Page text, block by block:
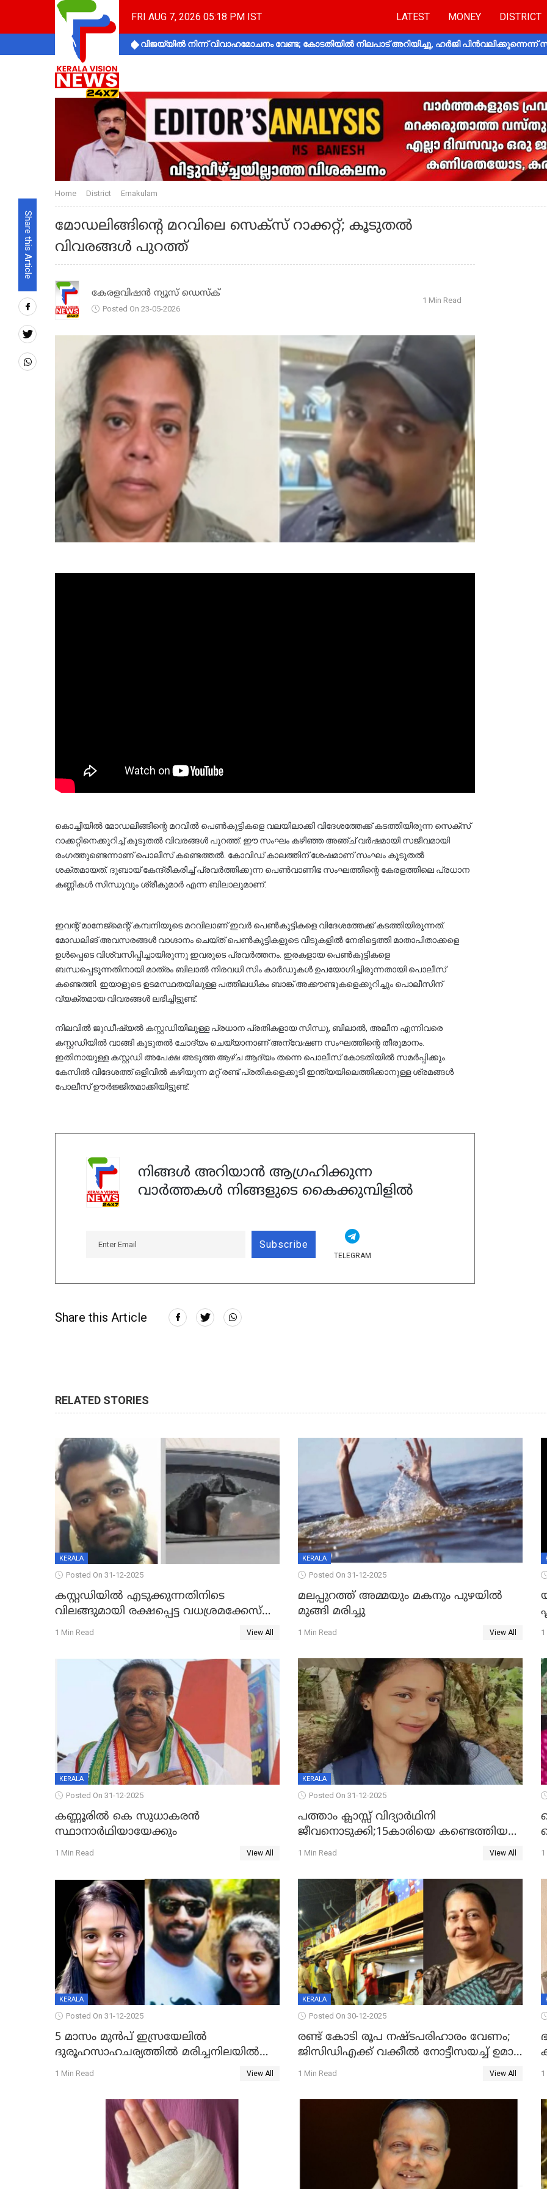
FRI AUG 7, 2026 05:18 PM IST LATEST MONEY DISTRICT
വിജയ്‌യിൽ നിന്ന് വിവാഹമോചനം വേണ്ട; കോടതിയിൽ നിലപാട് അറിയിച്ചു, ഹർജി പിൻവലിക്കുന്നെന്ന്
Share this Article
Home District Ernakulam
മോഡലിങ്ങിന്റെ മറവിലെ സെക്സ് റാക്കറ്റ്; കൂടുതൽ
വിവരങ്ങൾ പുറത്ത്
കേരളവിഷൻ ന്യൂസ് ഡെസ്‌ക്
Posted On 23-05-2026
1 Min Read
കൊച്ചിയിൽ മോഡലിങ്ങിന്റെ മറവിൽ പെൺകുട്ടികളെ വലയിലാക്കി വിദേശത്തേക്ക് കടത്തിയിരുന്ന സെക്സ്
റാക്കറ്റിനെക്കുറിച്ച് കൂടുതൽ വിവരങ്ങൾ പുറത്ത്. ഈ സംഘം കഴിഞ്ഞ അഞ്ച് വർഷമായി സജീവമായി
രംഗത്തുണ്ടെന്നാണ് പൊലീസ് കണ്ടെത്തൽ. കോവിഡ് കാലത്തിന് ശേഷമാണ് സംഘം കൂടുതൽ
ശക്തമായത്. ദുബായ് കേന്ദ്രീകരിച്ച് പ്രവർത്തിക്കുന്ന പെൺവാണിഭ സംഘത്തിന്റെ കേരളത്തിലെ പ്രധാന
കണ്ണികൾ സിന്ധുവും ശ്രീകുമാർ എന്ന ബിലാലുമാണ്.
ഇവന്റ് മാനേജ്‌മെന്റ് കമ്പനിയുടെ മറവിലാണ് ഇവർ പെൺകുട്ടികളെ വിദേശത്തേക്ക് കടത്തിയിരുന്നത്.
മോഡലിങ് അവസരങ്ങൾ വാഗ്ദാനം ചെയ്ത് പെൺകുട്ടികളുടെ വീടുകളിൽ നേരിട്ടെത്തി മാതാപിതാക്കളെ
ഉൾപ്പെടെ വിശ്വസിപ്പിച്ചായിരുന്നു ഇവരുടെ പ്രവർത്തനം. ഇരകളായ പെൺകുട്ടികളെ
ബന്ധപ്പെടുന്നതിനായി മാത്രം ബിലാൽ നിരവധി സിം കാർഡുകൾ ഉപയോഗിച്ചിരുന്നതായി പൊലീസ്
കണ്ടെത്തി. ഇയാളുടെ ഉടമസ്ഥതയിലുള്ള പത്തിലധികം ബാങ്ക് അക്കൗണ്ടുകളെക്കുറിച്ചും പൊലീസിന്
വ്യക്തമായ വിവരങ്ങൾ ലഭിച്ചിട്ടുണ്ട്.
നിലവിൽ ജുഡീഷ്യൽ കസ്റ്റഡിയിലുള്ള പ്രധാന പ്രതികളായ സിന്ധു, ബിലാൽ, അലീന എന്നിവരെ
കസ്റ്റഡിയിൽ വാങ്ങി കൂടുതൽ ചോദ്യം ചെയ്യാനാണ് അന്വേഷണ സംഘത്തിന്റെ തീരുമാനം.
ഇതിനായുള്ള കസ്റ്റഡി അപേക്ഷ അടുത്ത ആഴ്ച ആദ്യം തന്നെ പൊലീസ് കോടതിയിൽ സമർപ്പിക്കും.
കേസിൽ വിദേശത്ത് ഒളിവിൽ കഴിയുന്ന മറ്റ് രണ്ട് പ്രതികളെക്കൂടി ഇന്ത്യയിലെത്തിക്കാനുള്ള ശ്രമങ്ങൾ
പോലീസ് ഊർജ്ജിതമാക്കിയിട്ടുണ്ട്.
നിങ്ങൾ അറിയാൻ ആഗ്രഹിക്കുന്ന
വാർത്തകൾ നിങ്ങളുടെ കൈക്കുമ്പിളിൽ
Subscribe
TELEGRAM
Share this Article
RELATED STORIES
KERALA
Posted On 31-12-2025
കസ്റ്റഡിയിൽ എടുക്കുന്നതിനിടെ
വിലങ്ങുമായി രക്ഷപ്പെട്ട വധശ്രമക്കേസ്
പ്രതി പിടിയിൽ
1 Min Read View All
KERALA
Posted On 31-12-2025
മലപ്പുറത്ത് അമ്മയും മകനും പുഴയിൽ
മുങ്ങി മരിച്ചു
1 Min Read View All 1
KERALA
Posted On 31-12-2025
കണ്ണൂരിൽ കെ സുധാകരൻ
സ്ഥാനാർഥിയായേക്കും
1 Min Read View All
KERALA
Posted On 31-12-2025
പത്താം ക്ലാസ്സ് വിദ്യാര്‍ഥിനി
ജീവനൊടുക്കി;15കാരിയെ കണ്ടെത്തിയത്
കിടപ്പുമുറിയില്‍ തൂങ്ങി മരിച്ച നിലയിൽ
1 Min Read View All 1
KERALA
Posted On 31-12-2025
5 മാസം മുൻപ് ഇസ്രയേലിൽ
ദുരൂഹസാഹചര്യത്തിൽ മരിച്ചനിലയിൽ
കണ്ടെത്തിയ മലയാളി യുവാവിന്റെ
1 Min Read View All
KERALA
Posted On 30-12-2025
രണ്ട് കോടി രൂപ നഷ്ടപരിഹാരം വേണം;
ജിസിഡിഎക്ക് വക്കീൽ നോട്ടീസയച്ച് ഉമാ
തോമസ്
1 Min Read View All 1